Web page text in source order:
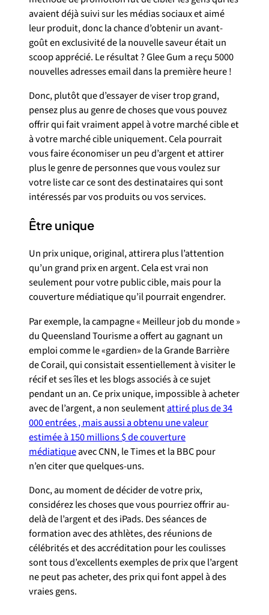
avaient déjà suivi sur les médias sociaux et aimé
leur produit, donc la chance d’obtenir un avant-
goût en exclusivité de la nouvelle saveur était un
scoop apprécié. Le résultat ? Glee Gum a reçu 5000
nouvelles adresses email dans la première heure !
Donc, plutôt que d’essayer de viser trop grand,
pensez plus au genre de choses que vous pouvez
offrir qui fait vraiment appel à votre marché cible et
à votre marché cible uniquement. Cela pourrait
vous faire économiser un peu d’argent et attirer
plus le genre de personnes que vous voulez sur
votre liste car ce sont des destinataires qui sont
intéressés par vos produits ou vos services.
Être unique
Un prix unique, original, attirera plus l’attention
qu’un grand prix en argent. Cela est vrai non
seulement pour votre public cible, mais pour la
couverture médiatique qu’il pourrait engendrer.
Par exemple, la campagne « Meilleur job du monde »
du Queensland Tourisme a offert au gagnant un
emploi comme le «gardien» de la Grande Barrière
de Corail, qui consistait essentiellement à visiter le
récif et ses îles et les blogs associés à ce sujet
pendant un an. Ce prix unique, impossible à acheter
avec de l’argent, a non seulementattiré plus de 34
000 entrées , mais aussi a obtenu une valeur
estimée à 150 millions $ de couverture
médiatiqueavec CNN, le Times et la BBC pour
n’en citer que quelques-uns.
Donc, au moment de décider de votre prix,
considérez les choses que vous pourriez offrir au-
delà de l’argent et des iPads. Des séances de
formation avec des athlètes, des réunions de
célébrités et des accréditation pour les coulisses
sont tous d’excellents exemples de prix que l’argent
ne peut pas acheter, des prix qui font appel à des
vraies gens.